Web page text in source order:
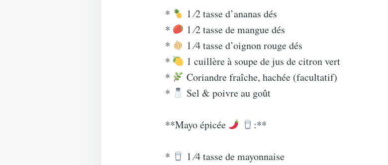
*
1 ⁄2 tasse d’ananas dés
*
1 ⁄2 tasse de mangue dés
*
1 ⁄4 tasse d’oignon rouge dés
*
1 cuillère à soupe de jus de citron vert
*
Coriandre fraîche, hachée (facultatif)
*
Sel & poivre au goût
**Mayo épicée :**
*
1 ⁄4 tasse de mayonnaise